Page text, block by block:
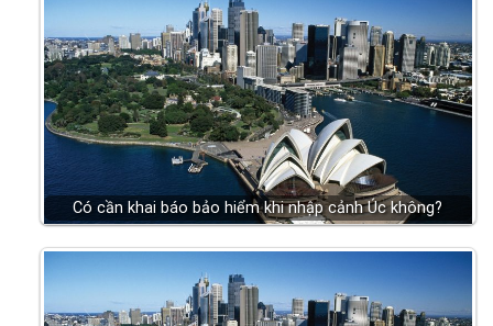
Có cần khai báo bảo hiểm khi nhập cảnh Úc không?